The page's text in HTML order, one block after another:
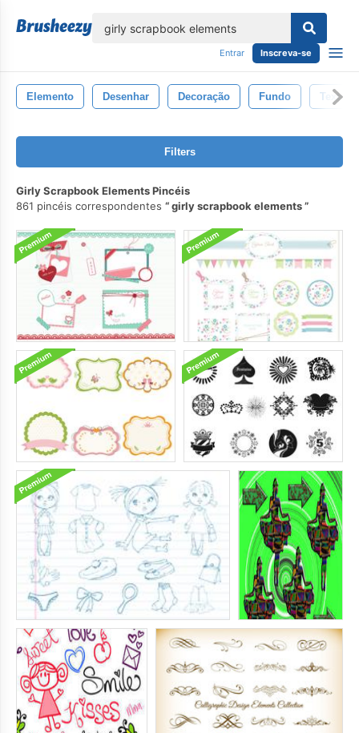
Entrar Inscreva-se
Elemento Desenhar Decoração Fundo Textura
Filters
Girly Scrapbook Elements Pincéis
861 pincéis correspondentes
girly scrapbook elements